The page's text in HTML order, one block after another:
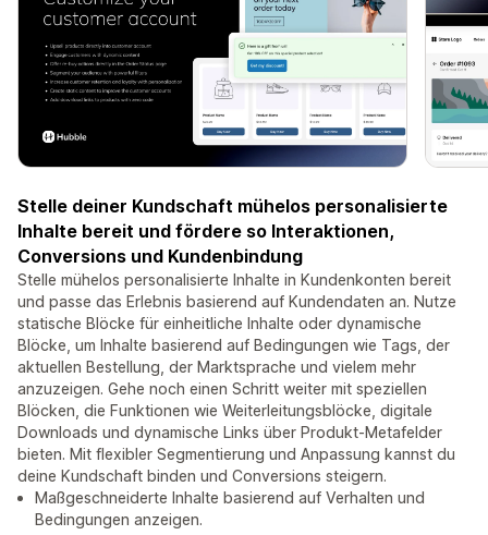
Stelle deiner Kundschaft mühelos personalisierte
Inhalte bereit und fördere so Interaktionen,
Conversions und Kundenbindung
Stelle mühelos personalisierte Inhalte in Kundenkonten bereit
und passe das Erlebnis basierend auf Kundendaten an. Nutze
statische Blöcke für einheitliche Inhalte oder dynamische
Blöcke, um Inhalte basierend auf Bedingungen wie Tags, der
aktuellen Bestellung, der Marktsprache und vielem mehr
anzuzeigen. Gehe noch einen Schritt weiter mit speziellen
Blöcken, die Funktionen wie Weiterleitungsblöcke, digitale
Downloads und dynamische Links über Produkt-Metafelder
bieten. Mit flexibler Segmentierung und Anpassung kannst du
deine Kundschaft binden und Conversions steigern.
Maßgeschneiderte Inhalte basierend auf Verhalten und
Bedingungen anzeigen.